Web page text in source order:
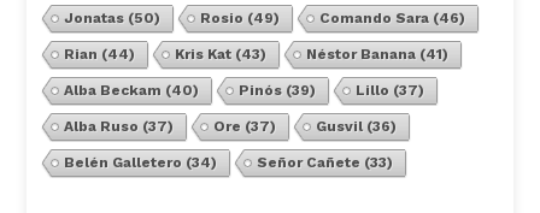
Jonatas(50) Rosio (49) Comando Sara(46)
Rian (44) Kris Kat(43) Néstor Banana(41)
Alba Beckam (40) Pinós(39) Lillo (37)
Alba Ruso (37) Ore (37) Gusvil(36)
Belén Galletero (34) Señor Cañete (33)